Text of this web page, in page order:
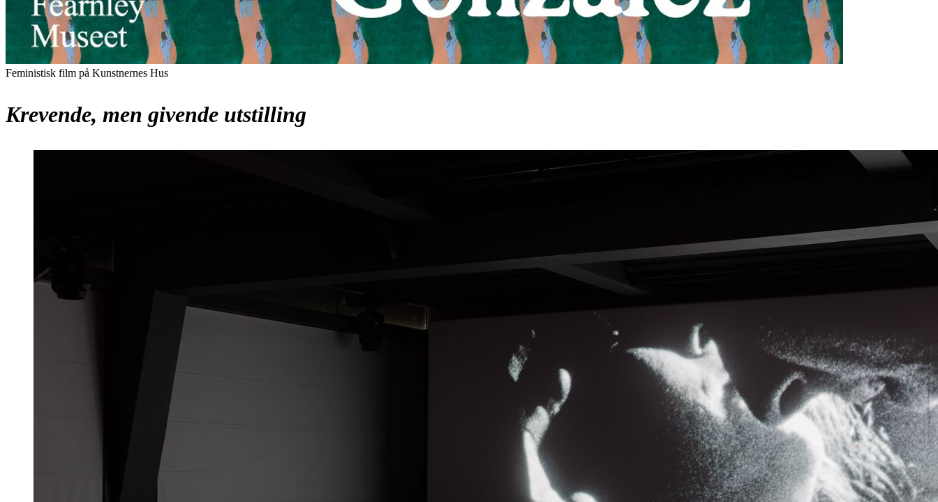
Feministisk film på Kunstnernes Hus
Krevende, men givende utstilling